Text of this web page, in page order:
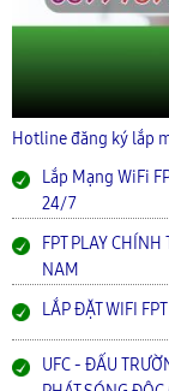
Hotline đăng ký lắp
Lắp Mạng WiFi
24/7
FPT PLAY
NAM
LẮP ĐẶT WIFI
UFC - ĐẤU